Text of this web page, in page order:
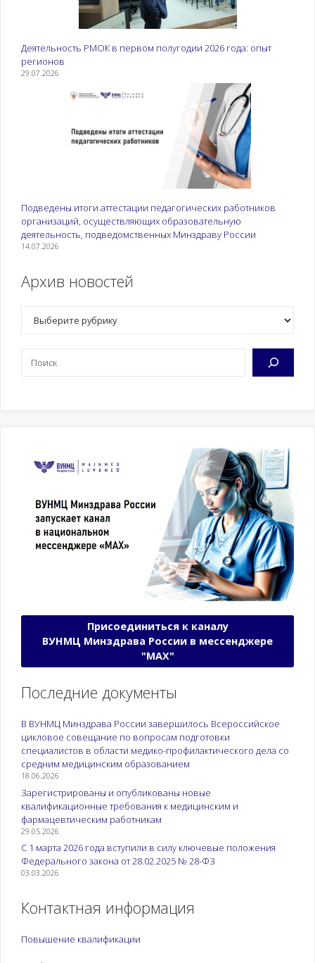
Деятельность РМОК в первом полугодии 2026 года: опыт
регионов
29.07.2026
Подведены итоги аттестации педагогических работников
организаций, осуществляющих образовательную
деятельность, подведомственных Минздраву России
14.07.2026
Архив новостей
Присоединиться к каналу
ВУНМЦ Минздрава России в мессенджере
"МАХ"
Последние документы
В ВУНМЦ Минздрава России завершилось Всероссийское
цикловое совещание по вопросам подготовки
специалистов в области медико-профилактического дела со
средним медицинским образованием
18.06.2026
Зарегистрированы и опубликованы новые
квалификационные требования к медицинским и
фармацевтическим работникам
29.05.2026
С 1 марта 2026 года вступили в силу ключевые положения
Федерального закона от 28.02.2025 № 28-ФЗ
03.03.2026
Контактная информация
Повышение квалификации